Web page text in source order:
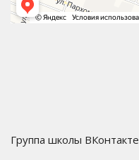
Группа школы ВКонтакте